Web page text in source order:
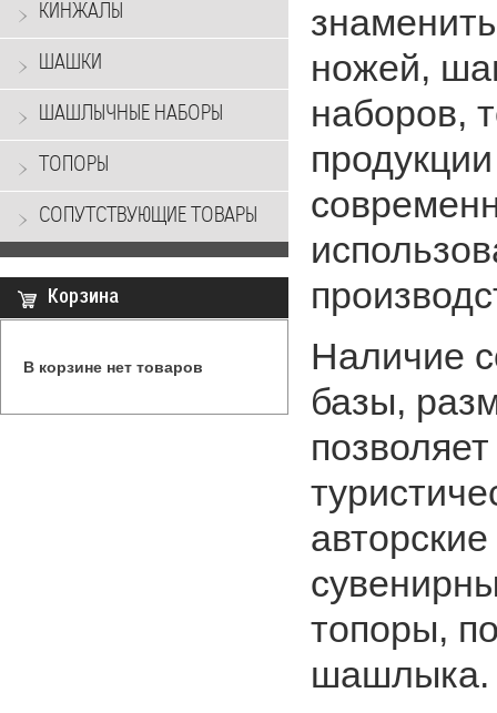
КИНЖАЛЫ
ШАШКИ
ШАШЛЫЧНЫЕ НАБОРЫ
ТОПОРЫ
СОПУТСТВУЮЩИЕ ТОВАРЫ
Корзина
В корзине нет товаров
ножей,
наборов,
Наличие
базы,
топоры,
шашлыка.